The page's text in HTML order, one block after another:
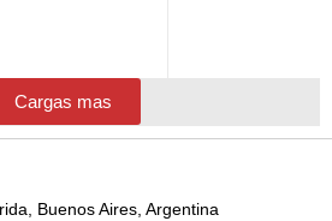
Cargas mas
Buenos Aires, Argentina